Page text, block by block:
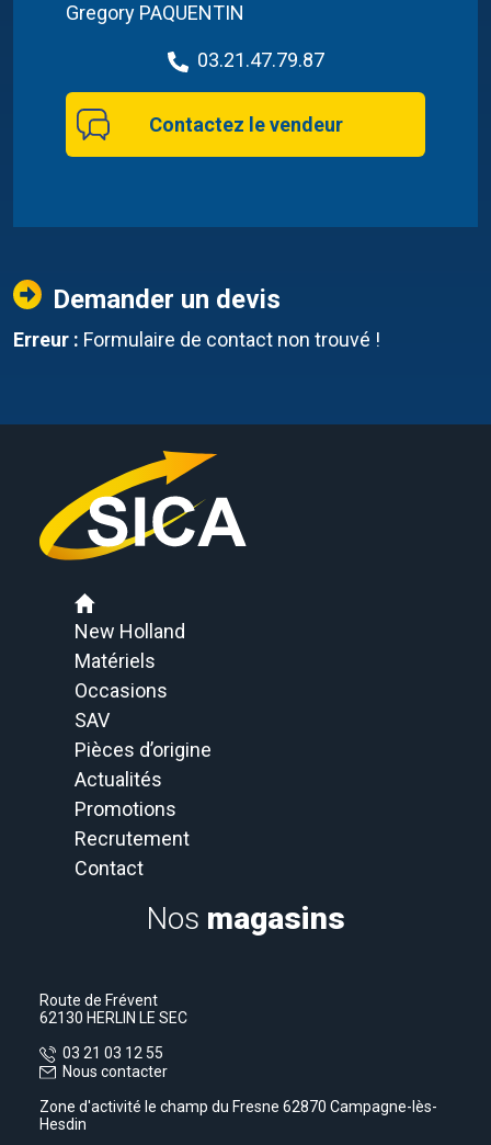
Gregory PAQUENTIN
03.21.47.79.87
Contactez le vendeur
Demander un devis
Erreur : Formulaire de contact non trouvé !
New Holland
Matériels
Occasions
SAV
Pièces d’origine
Actualités
Promotions
Recrutement
Contact
Nos magasins
Route de Frévent
62130 HERLIN LE SEC
03 21 03 12 55
Nous contacter
Zone d'activité le champ du Fresne 62870 Campagne-lès-
Hesdin